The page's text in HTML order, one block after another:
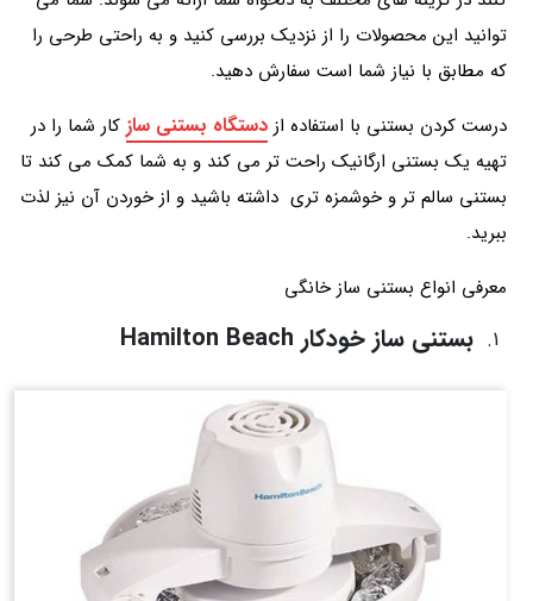
توانید این محصولات را از نزدیک بررسی کنید و به راحتی طرحی را
که مطابق با نیاز شما است سفارش دهید.
درست کردن بستنی با استفاده از دستگاه بستنی ساز کار شما را در
تهیه یک بستنی ارگانیک راحت تر می کند و به شما کمک می کند تا
بستنی سالم تر و خوشمزه تری داشته باشید و از خوردن آن نیز لذت
ببرید.
معرفی انواع بستنی ساز خانگی
بستنی ساز خودکار Hamilton Beach